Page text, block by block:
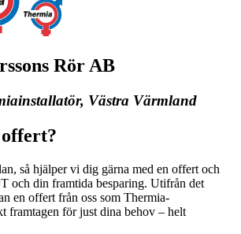
Rör AB
Västra Värmland
så hjälper vi dig gärna med en offert och
och din framtida besparing. Utifrån det
en offert från oss som Thermia-
framtagen för just dina behov – helt